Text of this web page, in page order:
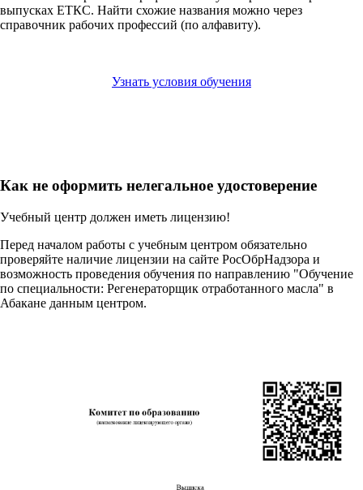
выпусках ЕТКС. Найти схожие названия можно через
справочник рабочих профессий (по алфавиту).
Узнать условия обучения
Как не оформить нелегальное удостоверение
Учебный центр должен иметь лицензию!
Перед началом работы с учебным центром обязательно
проверяйте наличие лицензии на сайте РосОбрНадзора и
возможность проведения обучения по направлению "Обучение
по специальности: Регенераторщик отработанного масла" в
Абакане данным центром.